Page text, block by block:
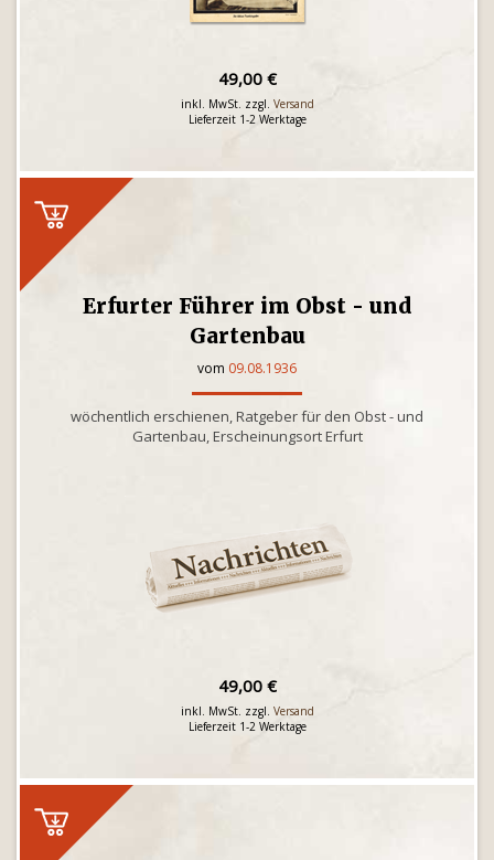
49,00 €
inkl. MwSt. zzgl. Versand
Lieferzeit 1-2 Werktage
Erfurter Führer im Obst - und
Gartenbau
vom 09.08.1936
wöchentlich erschienen, Ratgeber für den Obst - und
Gartenbau, Erscheinungsort Erfurt
49,00 €
inkl. MwSt. zzgl. Versand
Lieferzeit 1-2 Werktage